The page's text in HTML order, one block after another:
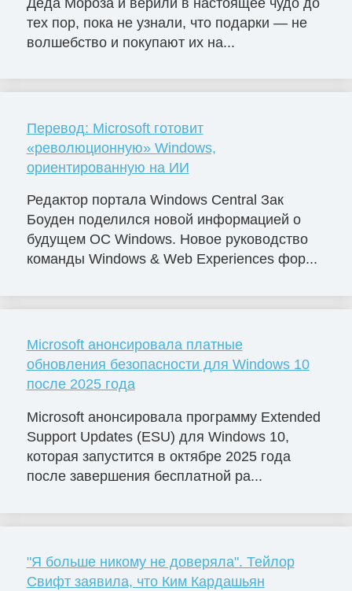
тех пор, пока не узнали, что подарки — не
волшебство и покупают их на...
Перевод: Microsoft готовит
«революционную» Windows,
ориентированную на ИИ
Редактор портала Windows Central Зак
Боуден поделился новой информацией о
будущем ОС Windows. Новое руководство
команды Windows & Web Experiences фор...
Microsoft анонсировала платные
обновления безопасности для Windows 10
после 2025 года
Microsoft анонсировала программу Extended
Support Updates (ESU) для Windows 10,
которая запустится в октябре 2025 года
после завершения бесплатной ра...
"Я больше никому не доверяла". Тейлор
Свифт заявила, что Ким Кардашьян